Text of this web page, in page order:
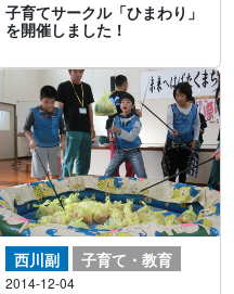
子育てサークル「ひまわり」
を開催しました！
西川副 子育て・教育
2014-12-04